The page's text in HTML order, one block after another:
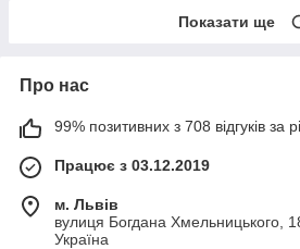
Показати ще
Про нас
99% позитивних з 708 відгуків за
Працює з 03.12.2019
м. Львів
вулиця Богдана Хмельницького,
Україна